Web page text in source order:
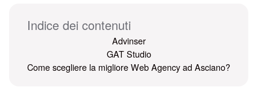
Indice dei contenuti
Advinser
GAT Studio
Come scegliere la migliore Web Agency ad Asciano?